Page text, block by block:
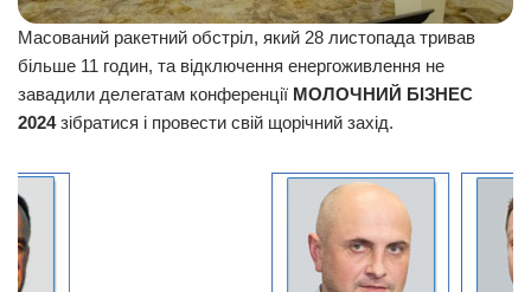
Масований ракетний обстріл, який 28 листопада тривав
більше 11 годин, та відключення енергоживлення не
завадили делегатам конференції МОЛОЧНИЙ БІЗНЕС
2024зібратися і провести свій щорічний захід.